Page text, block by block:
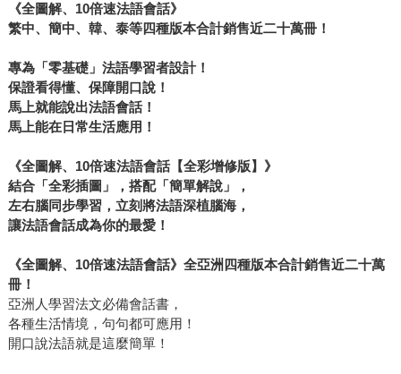
《全圖解、10倍速法語會話》
繁中、簡中、韓、泰等四種版本合計銷售近二十萬冊！
專為「零基礎」法語學習者設計！
保證看得懂、保障開口說！
馬上就能說出法語會話！
馬上能在日常生活應用！
《全圖解、10倍速法語會話【全彩增修版】》
結合「全彩插圖」，搭配「簡單解說」，
左右腦同步學習，立刻將法語深植腦海，
讓法語會話成為你的最愛！
《全圖解、10倍速法語會話》全亞洲四種版本合計銷售近二十萬
冊！
亞洲人學習法文必備會話書，
各種生活情境，句句都可應用！
開口說法語就是這麼簡單！